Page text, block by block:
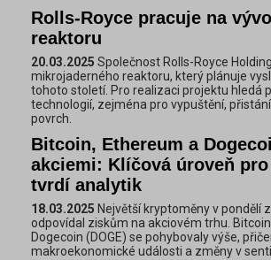
Rolls-Royce pracuje na
reaktoru
20.03.2025 Společnost Rolls-Royce
mikrojaderného reaktoru, který plánuje
tohoto století. Pro realizaci projektu hledá
technologií, zejména pro vypuštění,
povrch.
Bitcoin, Ethereum a
akciemi: Klíčová úroveň pro
tvrdí analytik
18.03.2025 Největší kryptoměny v pondělí
odpovídal ziskům na akciovém trhu.
Dogecoin (DOGE) se pohybovaly výše,
makroekonomické události a změny v